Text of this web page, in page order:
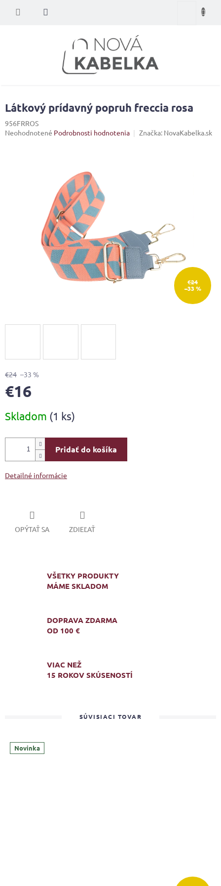
Nákupný
Látkový prídavný popruh freccia rosa
956FRROS
Priemerné
Neohodnotené Podrobnosti hodnotenia Značka: NovaKabelka.sk
€24
–33 %
€24 –33 %
€16
cena:
Skladom (1 ks)
Pridať do košíka
Detailné informácie
OPÝTAŤ SA ZDIEĽAŤ
VŠETKY PRODUKTY
MÁME SKLADOM
DOPRAVA ZDARMA
OD 100 €
VIAC NEŽ
15 ROKOV SKÚSENOSTÍ
SÚVISIACI TOVAR
Novinka